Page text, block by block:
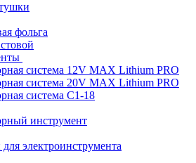
фольга
система 12V MAX Lithium PRO
система 20V MAX Lithium PRO
система С1-18
инструмент
электроинструмента